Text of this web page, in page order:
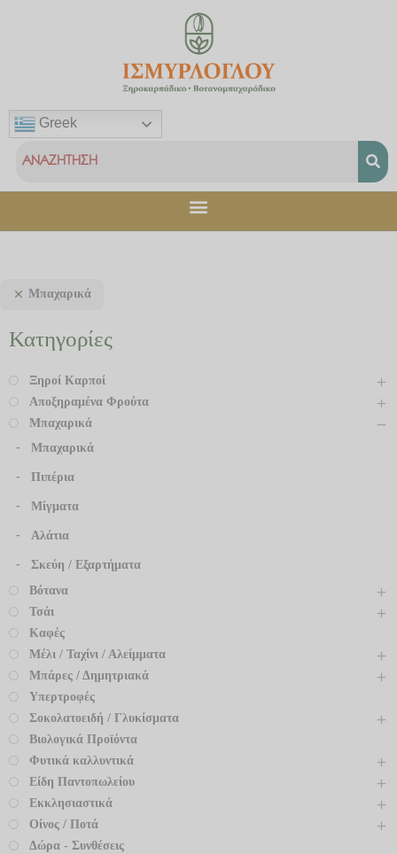
Greek
Μπαχαρικά
Κατηγορίες
Ξηροί Καρποί
Αποξηραμένα Φρούτα
Μπαχαρικά
Μπαχαρικά
Πιπέρια
Μίγματα
Αλάτια
Σκεύη / Εξαρτήματα
Βότανα
Τσάι
Καφές
Μέλι / Ταχίνι / Αλείμματα
Μπάρες / Δημητριακά
Υπερτροφές
Σοκολατοειδή / Γλυκίσματα
Βιολογικά Προϊόντα
Φυτικά καλλυντικά
Είδη Παντοπωλείου
Εκκλησιαστικά
Οίνος / Ποτά
Δώρα - Συνθέσεις